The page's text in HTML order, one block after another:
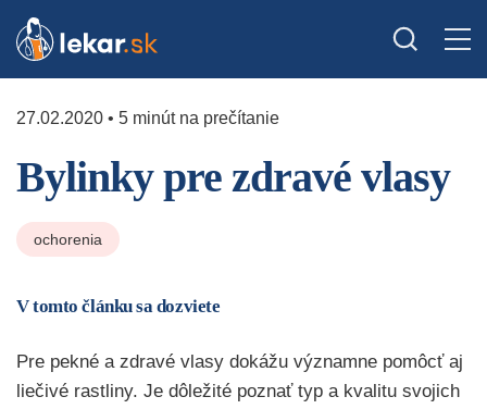
27.02.2020 • 5 minút na prečítanie
Bylinky pre zdravé vlasy
ochorenia
V tomto článku sa dozviete
Pre pekné a zdravé vlasy dokážu významne pomôcť aj
liečivé rastliny. Je dôležité poznať typ a kvalitu svojich